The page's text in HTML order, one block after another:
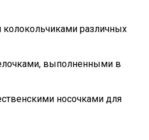
различных
выполненными в
носочками для